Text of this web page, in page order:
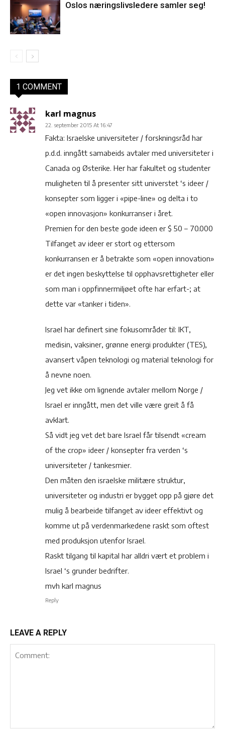
Oslos næringslivsledere samler seg!
1 COMMENT
karl magnus
22. september 2015 At 16:47
Fakta: Israelske universiteter / forskningsråd har
p.d.d. inngått samabeids avtaler med universiteter i
Canada og Østerike. Her har fakultet og studenter
muligheten til å presenter sitt universtet ‘s ideer /
konsepter som ligger i «pipe-line» og delta i to
«open innovasjon» konkurranser i året.
Premien for den beste gode ideen er $ 50 – 70.000
Tilfanget av ideer er stort og ettersom
konkurransen er å betrakte som «open innovation»
er det ingen beskyttelse til opphavsrettigheter eller
som man i oppfinnermiljøet ofte har erfart-; at
dette var «tanker i tiden».
Israel har definert sine fokusområder til: IKT,
medisin, vaksiner, grønne energi produkter (TES),
avansert våpen teknologi og material teknologi for
å nevne noen.
Jeg vet ikke om lignende avtaler mellom Norge /
Israel er inngått, men det ville være greit å få
avklart.
Så vidt jeg vet det bare Israel får tilsendt «cream
of the crop» ideer / konsepter fra verden ‘s
universiteter / tankesmier.
Den måten den israelske militære struktur,
universiteter og industri er bygget opp på gjøre det
mulig å bearbeide tilfanget av ideer effektivt og
komme ut på verdenmarkedene raskt som oftest
med produksjon utenfor Israel.
Raskt tilgang til kapital har alldri vært et problem i
Israel ‘s grunder bedrifter.
mvh karl magnus
Reply
LEAVE A REPLY